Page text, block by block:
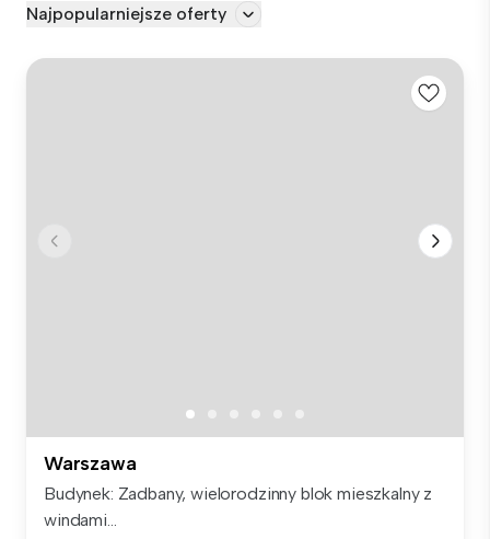
Najpopularniejsze oferty
Warszawa
Budynek: Zadbany, wielorodzinny blok mieszkalny z
windami...